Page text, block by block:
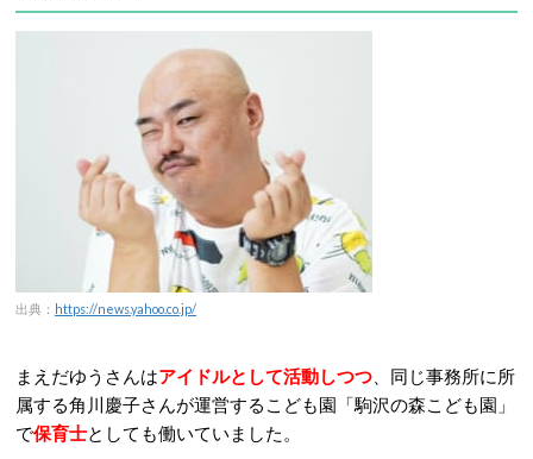
出典： https://news.yahoo.co.jp/
まえだゆうさんはアイドルとして活動しつつ 、同じ事務所に所
属する角川慶子さんが運営するこども園「駒沢の森こども園」
で保育士としても働いていました。